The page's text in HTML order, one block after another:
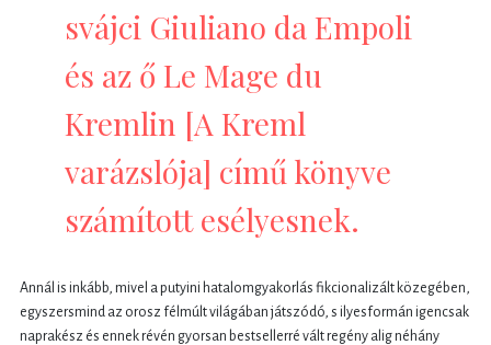
svájci Giuliano da Empoli
és az ő Le Mage du
Kremlin [A Kreml
varázslója] című könyve
számított esélyesnek.
Annál is inkább, mivel a putyini hatalomgyakorlás fikcionalizált közegében,
egyszersmind az orosz félmúlt világában játszódó, s ilyesformán igencsak
naprakész és ennek révén gyorsan bestsellerré vált regény alig néhány